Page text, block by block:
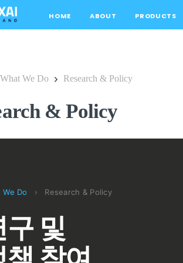
HOME ABOUT PRODUCTS
What We Do Research & Policy
& Policy
We Do › Research & Policy
구 및